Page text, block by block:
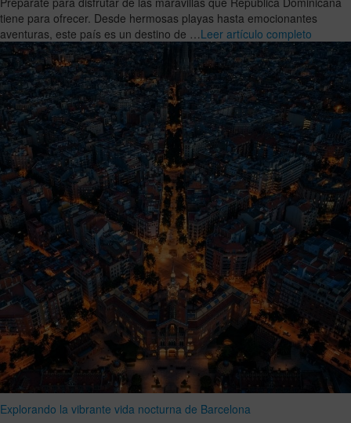
tiene para ofrecer. Desde hermosas playas hasta emocionantes
aventuras, este país es un destino de …Leer artículo completo
Explorando la vibrante vida nocturna de Barcelona